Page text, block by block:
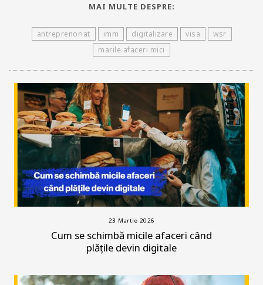
MAI MULTE DESPRE:
antreprenoriat imm digitalizare visa
wsr
marile afaceri mici
23 Martie 2026
Cum se schimbă micile afaceri când
plățile devin digitale